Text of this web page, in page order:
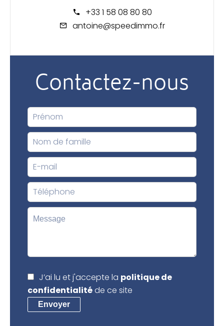
+33 1 58 08 80 80
antoine@speedimmo.fr
Contactez-nous
J’ai lu et j'accepte la politique de
confidentialitéde ce site
Envoyer